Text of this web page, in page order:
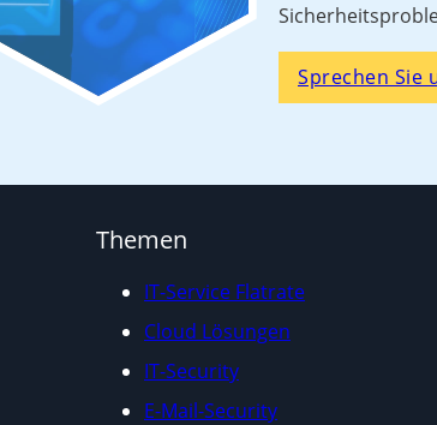
Sprechen Sie
Themen
IT-Service Flatrate
Cloud Lösungen
IT-Security
E-Mail-Security